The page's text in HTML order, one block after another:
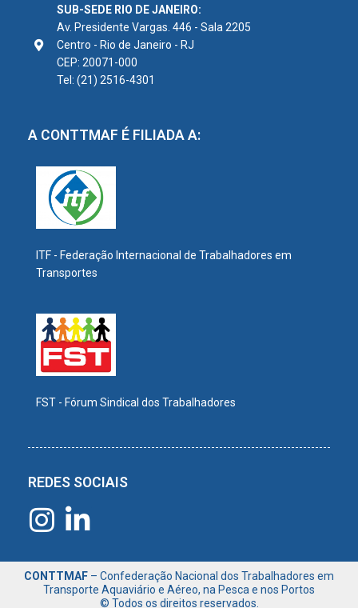
SUB-SEDE RIO DE JANEIRO:
Av. Presidente Vargas. 446 - Sala 2205
Centro - Rio de Janeiro - RJ
CEP: 20071-000
Tel: (21) 2516-4301
A CONTTMAF É FILIADA A:
ITF - Federação Internacional de Trabalhadores em
Transportes
FST - Fórum Sindical dos Trabalhadores
REDES SOCIAIS
CONTTMAF – Confederação Nacional dos Trabalhadores em
Transporte Aquaviário e Aéreo, na Pesca e nos Portos
© Todos os direitos reservados.